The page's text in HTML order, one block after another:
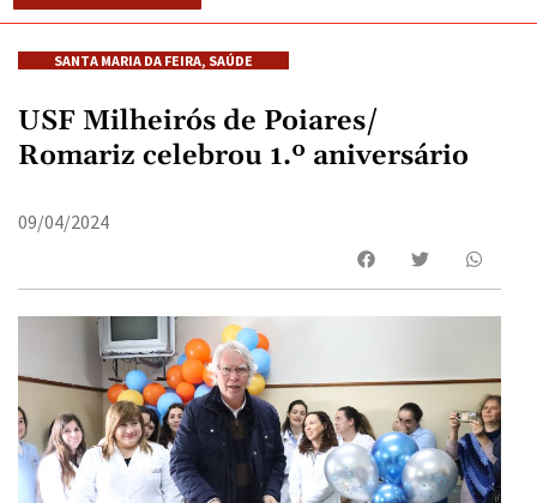
SANTA MARIA DA FEIRA, SAÚDE
USF Milheirós de Poiares/
Romariz celebrou 1.º aniversário
09/04/2024